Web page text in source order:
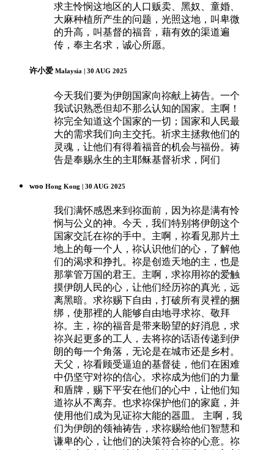
求主怜悯这地区的人口贩卖、黑奴、童婚、
大麻种植所产生的问题，光照这地，叫卑微
的升高，叫基督的福音，藉有效的渠道遍
传，奉主名求，诚心所愿。
许小爱 Malaysia | 30 AUG 2025
今天我们要为伊朗国家向祢献上祷告。一个
我试识熟悉但却不那么认知的国家。主啊！
祢完全知道这个国家的一切；国家和人民最
大的需求我们向主交托。祈求主拯救他们的
灵魂，让他们有得着福音的机会与福份。祷
告是奉赐永生的主耶稣基督祈求，阿们
woo Hong Kong | 30 AUG 2025
我们满怀感恩来到祢面前，因为祢是满有怜
悯与公义的神。今天，我们特别将伊朗这个
国家交託在祢的手中。主啊，祢看见那片土
地上的每一个人，祢认识他们的心，了解他
们的渴求和挣扎。祢是创造天地的主，也是
那掌管万国的君王。主啊，求祢用祢的爱触
摸伊朗人民的心，让他们经历祢的真光，远
离黑暗。求祢赐下自由，打破所有灵裡的捆
绑，使那裡的人能够自由地寻求祢、敬拜
祢。主，祢的福音是带来盼望的好消息，求
祢兴起更多的工人，去将祢的话语传递到伊
朗的每一个角落，无论是在城市还是乡村。
天父，祢看顾受逼迫的基督徒，他们在困难
中仍坚守对祢的信心。求祢成为他们的力量
和盾牌，赐下平安在他们的心中，让他们知
道祢从不离弃。也求祢保护他们的家庭，并
使用他们成为见证祢大能的器皿。 主啊，我
们为伊朗的领袖祷告，求祢赐给他们智慧和
谦卑的心，让他们的决策符合祢的心意。祢